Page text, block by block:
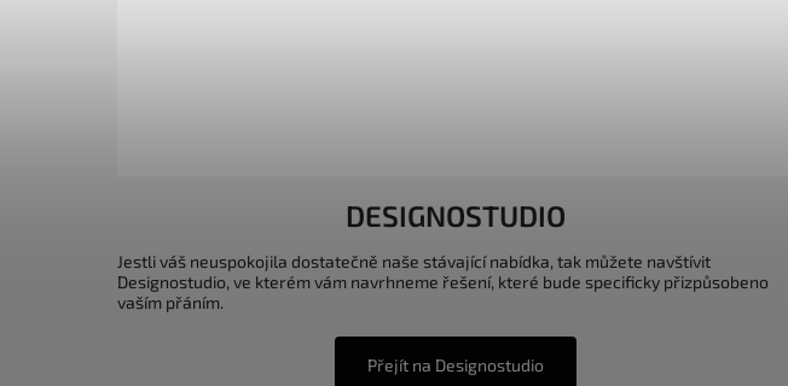
DESIGNOSTUDIO
Jestli váš neuspokojila dostatečně naše stávající nabídka, tak můžete navštívit
Designostudio, ve kterém vám navrhneme řešení, které bude specificky přizpůsobeno
vaším přáním.
Přejít na Designostudio